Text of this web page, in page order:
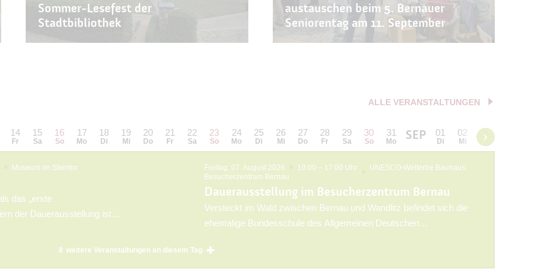
Sommer-Lesefest der
Stadtbibliothek
austauschen beim 5. Bernauer
Seniorentag am 11. September
14
Fr
15
Sa
16
So
17
Mo
18
Di
19
Mi
20
Do
21
Fr
22
Sa
23
So
24
Mo
25
Di
26
Mi
27
Do
28
Fr
29
Sa
30
So
31
Mo SEP 01
Di
02
Mi
03
Do
Museum im Steintor
das „erste
der Dauerausstellung ist
hinaus werden
Freitag, 07. August 2026 10:00 – 17:00 Uhr
UNESCO-Welterbe Bauhaus.
Besucherzentrum Bernau
Dauerausstellung im Besucherzentrum Bernau
Versteckt im Wald zwischen Bernau und Wandlitz befindet sich die
ehemalige Bundesschule des Allgemeinen Deutschen
der Leitung des damaligen Bauhausdirektors Hannes Meyer und des
Architekten Hans Wittwer sowie mit Beteiligung aller
8 weitere Veranstaltungen an diesem Tag
ALLE VERANSTALTUNGEN